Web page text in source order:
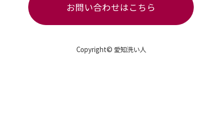
お問い合わせはこちら
Copyright© 愛知洗い人